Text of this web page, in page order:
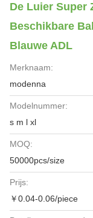
De Luier Super
Beschikbare
Blauwe ADL
Merknaam:
modenna
Modelnummer:
s m l xl
MOQ:
50000pcs/size
Prijs:
￥0.04-0.06/piece